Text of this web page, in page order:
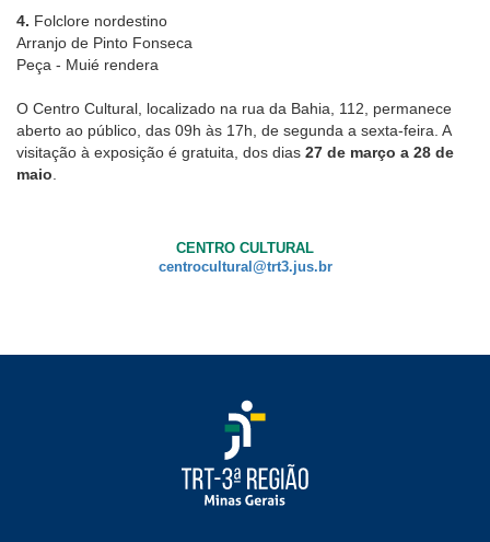
4. Folclore nordestino
Arranjo de Pinto Fonseca
Peça - Muié rendera
O Centro Cultural, localizado na rua da Bahia, 112, permanece
aberto ao público, das 09h às 17h, de segunda a sexta-feira. A
visitação à exposição é gratuita, dos dias 27 de março a 28 de
maio.
CENTRO CULTURAL
centrocultural@trt3.jus.br